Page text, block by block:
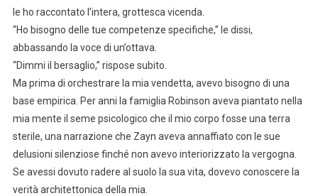
le ho raccontato l’intera, grottesca vicenda.
“Ho bisogno delle tue competenze specifiche,” le dissi,
abbassando la voce di un’ottava.
“Dimmi il bersaglio,” rispose subito.
Ma prima di orchestrare la mia vendetta, avevo bisogno di una
base empirica. Per anni la famiglia Robinson aveva piantato nella
mia mente il seme psicologico che il mio corpo fosse una terra
sterile, una narrazione che Zayn aveva annaffiato con le sue
delusioni silenziose finché non avevo interiorizzato la vergogna.
Se avessi dovuto radere al suolo la sua vita, dovevo conoscere la
verità architettonica della mia.